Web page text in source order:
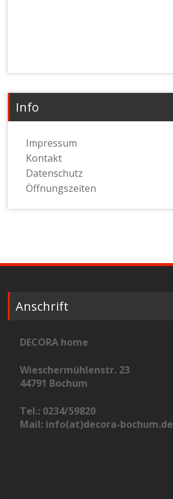
Info
Impressum
Kontakt
Datenschutz
Öffnungszeiten
Anschrift
DECORA home
Wieschermühlenstr. 23
44791 Bochum
Tel.: 0234/59820
Mail: info(at)decora-bochum.de